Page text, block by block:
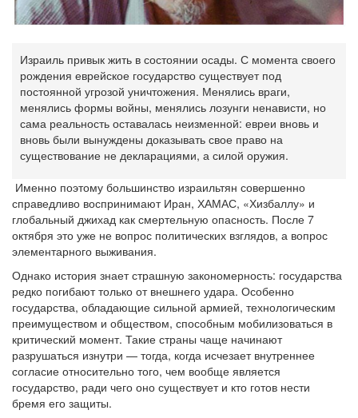
Израиль привык жить в состоянии осады. С момента своего
рождения еврейское государство существует под
постоянной угрозой уничтожения. Менялись враги,
менялись формы войны, менялись лозунги ненависти, но
сама реальность оставалась неизменной: евреи вновь и
вновь были вынуждены доказывать свое право на
существование не декларациями, а силой оружия.
Именно поэтому большинство израильтян совершенно
справедливо воспринимают Иран, ХАМАС, «Хизбаллу» и
глобальный джихад как смертельную опасность. После 7
октября это уже не вопрос политических взглядов, а вопрос
элементарного выживания.
Однако история знает страшную закономерность: государства
редко погибают только от внешнего удара. Особенно
государства, обладающие сильной армией, технологическим
преимуществом и обществом, способным мобилизоваться в
критический момент. Такие страны чаще начинают
разрушаться изнутри — тогда, когда исчезает внутреннее
согласие относительно того, чем вообще является
государство, ради чего оно существует и кто готов нести
бремя его защиты.